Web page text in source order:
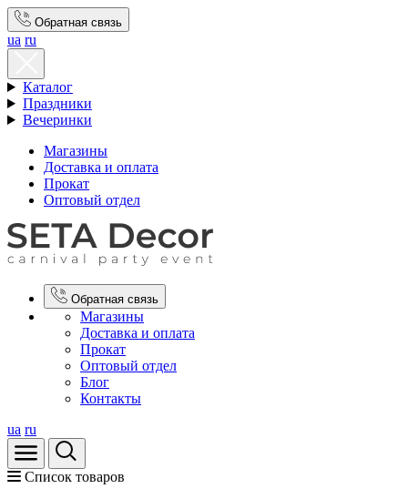
Обратная связь
ua ru
Каталог
Праздники
Вечеринки
Магазины
Доставка и оплата
Прокат
Оптовый отдел
Обратная связь
Магазины
Доставка и оплата
Прокат
Оптовый отдел
Блог
Контакты
ua ru
Список товаров